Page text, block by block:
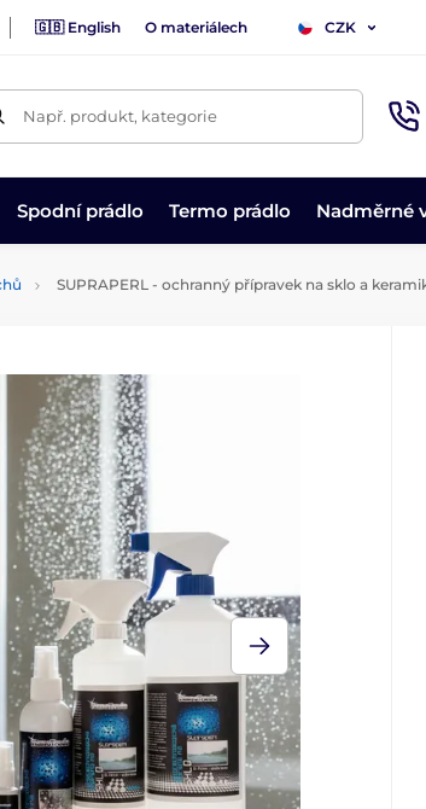
🇬🇧 English O materiálech CZK
Např. produkt, kategorie
Spodní prádlo Termo prádlo Nadměrné
SUPRAPERL - ochranný přípravek na sklo a